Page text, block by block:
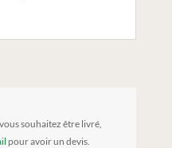
souhaitez être livré,
pour avoir un devis.